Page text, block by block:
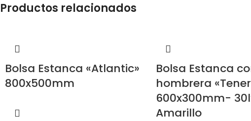
Productos relacionados
Bolsa Estanca «Atlantic»
800x500mm
Bolsa Estanca
hombrera
600x300mm-
Amarillo